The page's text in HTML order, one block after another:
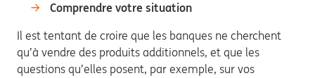
Comprendre votre situation
Il est tentant de croire que les banques ne cherchent
qu’à vendre des produits additionnels, et que les
questions qu’elles posent, par exemple, sur vos